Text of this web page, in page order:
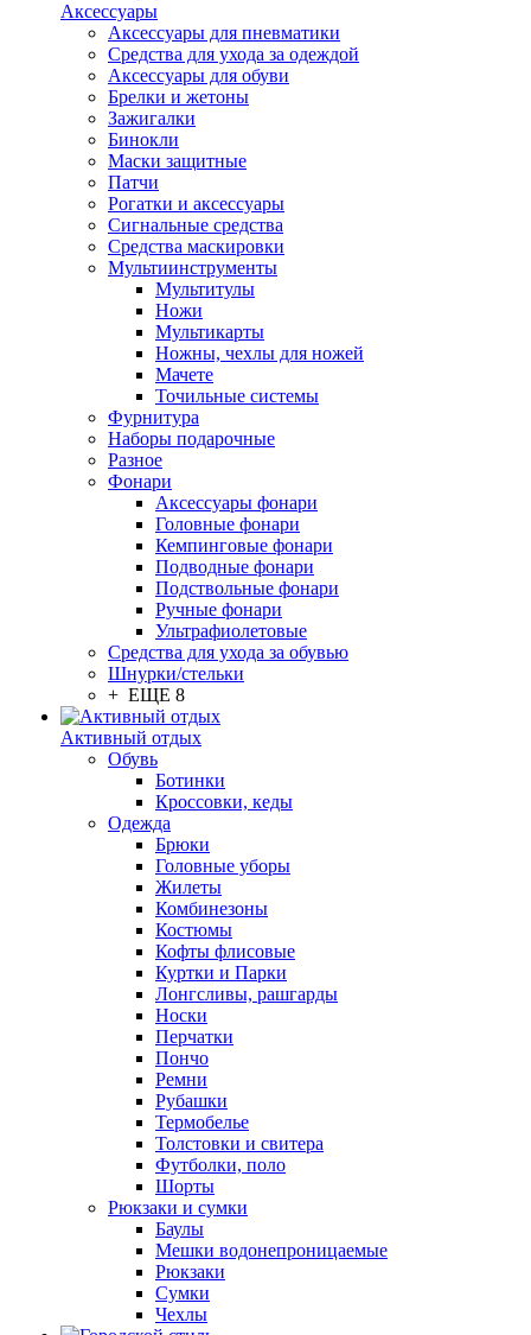
Аксессуары
Аксессуары для пневматики
Средства для ухода за одеждой
Аксессуары для обуви
Брелки и жетоны
Зажигалки
Бинокли
Маски защитные
Патчи
Рогатки и аксессуары
Сигнальные средства
Средства маскировки
Мультиинструменты
Мультитулы
Ножи
Мультикарты
Ножны, чехлы для ножей
Мачете
Точильные системы
Фурнитура
Наборы подарочные
Разное
Фонари
Аксессуары фонари
Головные фонари
Кемпинговые фонари
Подводные фонари
Подствольные фонари
Ручные фонари
Ультрафиолетовые
Средства для ухода за обувью
Шнурки/стельки
+ ЕЩЕ 8
Активный отдых
Обувь
Ботинки
Кроссовки, кеды
Одежда
Брюки
Головные уборы
Жилеты
Комбинезоны
Костюмы
Кофты флисовые
Куртки и Парки
Лонгсливы, рашгарды
Носки
Перчатки
Пончо
Ремни
Рубашки
Термобелье
Толстовки и свитера
Футболки, поло
Шорты
Рюкзаки и сумки
Баулы
Мешки водонепроницаемые
Рюкзаки
Сумки
Чехлы